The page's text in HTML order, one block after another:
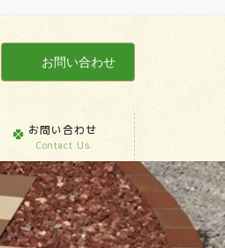
お問い合わせ
お問い合わせ
Contact Us